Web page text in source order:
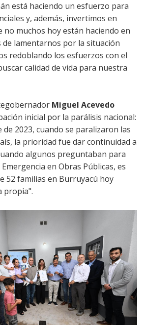
está haciendo un esfuerzo para
y, además, invertimos en
no muchos hoy están haciendo en
de lamentarnos por la situación
redoblando los esfuerzos con el
calidad de vida para nuestra
Miguel Acevedo
inicial por la parálisis nacional:
2023, cuando se paralizaron las
la prioridad fue dar continuidad a
algunos preguntaban para
en Obras Públicas, es
52 familias en Burruyacú hoy
propia".